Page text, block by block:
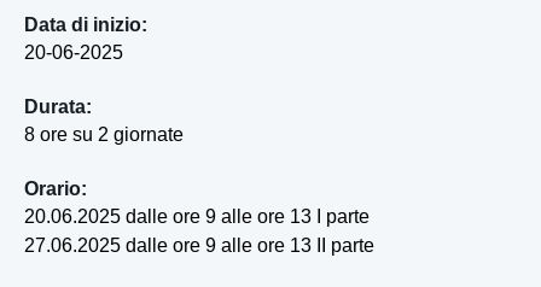
Data di inizio:
20-06-2025
Durata:
8 ore su 2 giornate
Orario:
20.06.2025 dalle ore 9 alle ore 13 I parte
27.06.2025 dalle ore 9 alle ore 13 II parte